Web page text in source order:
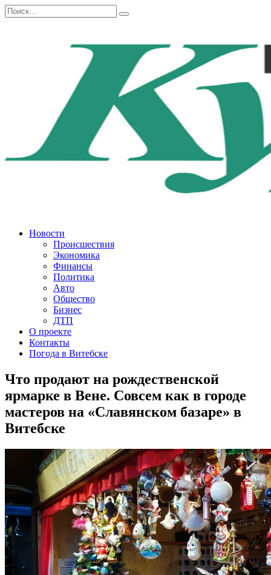
Перейти
к
Search
for:
Новости
Происшествия
Экономика
Финансы
Политика
Авто
Общество
Бизнес
ДТП
О проекте
Контакты
Погода в Витебске
Что продают на рождественской
ярмарке в Вене. Совсем как в городе
мастеров на «Славянском базаре» в
Витебске